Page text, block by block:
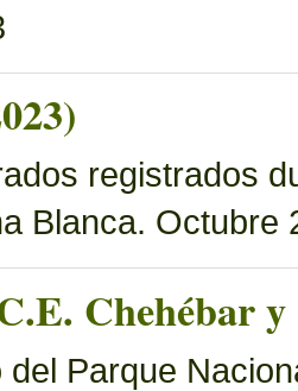
registrados
Blanca. Octubre
Chehébar
del Parque